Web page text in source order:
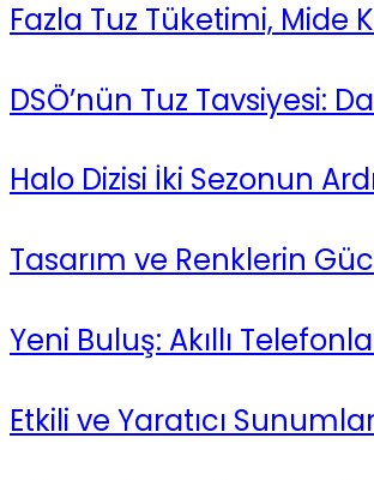
Fazla Tuz Tüketimi, Mide
DSÖ’nün Tuz Tavsiyesi:
Halo Dizisi İki Sezonun
Tasarım ve Renklerin
Yeni Buluş: Akıllı
Etkili ve Yaratıcı